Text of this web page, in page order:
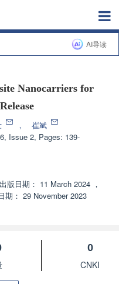
AI导读
Nanocarriers for
，
崔斌
Issue 2, Pages: 139-
版日期： 11 March 2024 ，
期： 29 November 2023
0
CNKI